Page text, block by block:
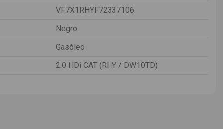
VF7X1RHYF72337106
Negro
Gasóleo
2.0 HDi CAT (RHY / DW10TD)